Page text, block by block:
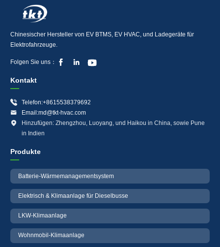
Chinesischer Hersteller von EV BTMS, EV HVAC, und Ladegeräte für
Elektrofahrzeuge.
Folgen Sie uns：   
Kontakt

Telefon:+8615538379692

Email:md@tkt-hvac.com

Hinzufügen: Zhengzhou, Luoyang, und Haikou in China, sowie Pune
in Indien
Produkte
Batterie-Wärmemanagementsystem
Elektrisch & Klimaanlage für Dieselbusse
LKW-Klimaanlage
Wohnmobil-Klimaanlage